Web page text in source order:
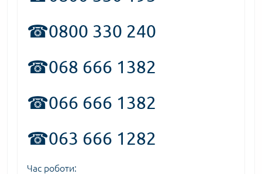
☎0800 330 240
☎068 666 1382
☎066 666 1382
☎063 666 1282
Час роботи: